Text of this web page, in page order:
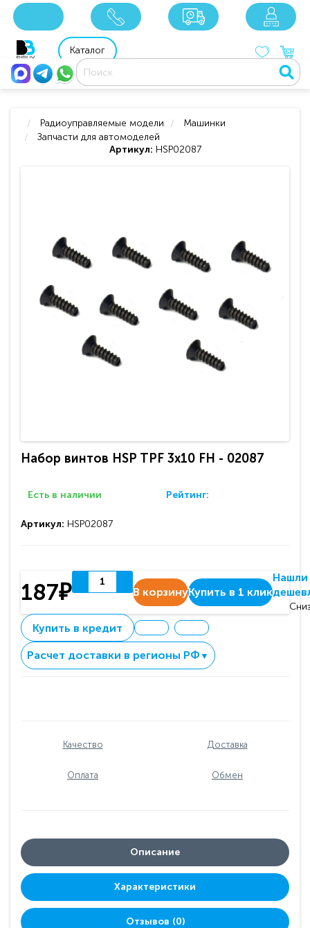
8 800 201 92 06
Каталог
Радиоуправляемые модели
Машинки
Запчасти для автомоделей
Артикул: HSP02087
Набор винтов HSP TPF 3x10 FH - 02087
Есть в наличии Рейтинг:
Артикул: HSP02087
187₽ В корзинуКупить в 1 клик
Нашли
Купить в кредит
Расчет доставки в регионы РФ ▼
Качество Доставка
Оплата Обмен
Описание
Характеристики
Отзывов (0)
xxx